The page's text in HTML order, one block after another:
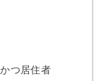
つ居住者